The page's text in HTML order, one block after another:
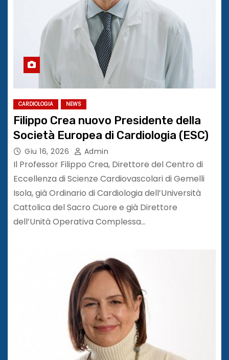
CARDIOLOGIA NEWS
Filippo Crea nuovo Presidente della
Società Europea di Cardiologia (ESC)
Giu 16, 2026 Admin
Il Professor Filippo Crea, Direttore del Centro di
Eccellenza di Scienze Cardiovascolari di Gemelli
Isola, già Ordinario di Cardiologia dell’Università
Cattolica del Sacro Cuore e già Direttore
dell’Unità Operativa Complessa…